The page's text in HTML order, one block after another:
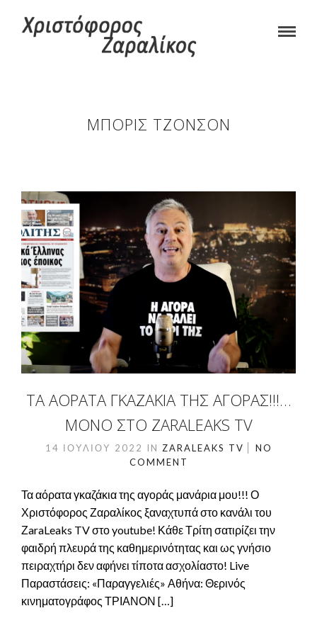
ΜΠΌΡΙΣ ΤΖΌΝΣΟΝ
ΤΑ ΑΌΡΑΤΑ ΓΚΑΖΆΚΙΑ ΤΗΣ ΑΓΟΡΆΣ!!!…
ΜΌΝΟ ΣΤΟ ZARALEAKS TV
14 ΙΟΥΛΊΟΥ 2022 IN ZARALEAKS TV
NO
COMMENT
Τα αόρατα γκαζάκια της αγοράς μανάρια μου!!! Ο
Χριστόφορος Ζαραλίκος ξαναχτυπά στο κανάλι του
ΖaraLeaks TV στο youtube! Κάθε Τρίτη σατιρίζει την
φαιδρή πλευρά της καθημερινότητας και ως γνήσιο
πειραχτήρι δεν αφήνει τίποτα ασχολίαστο! Live
Παραστάσεις: «Παραγγελιές» Αθήνα: Θερινός
κινηματογράφος ΤΡΙΑΝΟΝ […]